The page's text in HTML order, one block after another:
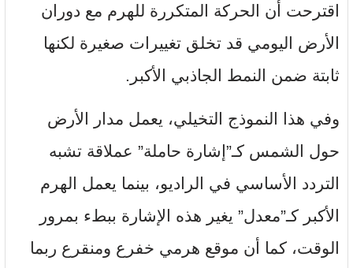
اقترحت أن الحركة المتكررة للهرم مع دوران
الأرض اليومي قد تخلق تغييرات صغيرة لكنها
ثابتة ضمن النمط الجاذبي الأكبر.
وفي هذا النموذج التخيلي، يعمل مدار الأرض
حول الشمس كـ”إشارة حاملة” عملاقة تشبه
التردد الأساسي في الراديو، بينما يعمل الهرم
الأكبر كـ”معدل” يغير هذه الإشارة ببطء بمرور
الوقت، كما أن موقع هرمي خفرع ومنقرع ربما